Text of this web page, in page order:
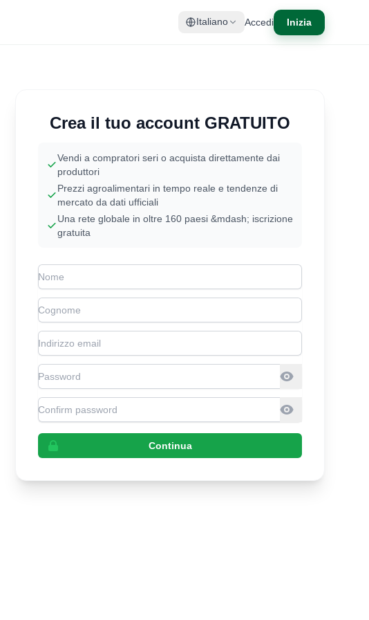
Italiano Accedi Inizia
Crea il tuo account GRATUITO
Vendi a compratori seri o acquista direttamente dai
produttori
Prezzi agroalimentari in tempo reale e tendenze di
mercato da dati ufficiali
Una rete globale in oltre 160 paesi &mdash; iscrizione
gratuita
First Name
Last Name
Email address
Password
Confirm Password
Continua